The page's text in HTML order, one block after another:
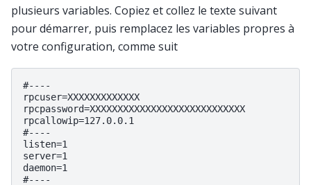
plusieurs variables. Copiez et collez le texte suivant
pour démarrer, puis remplacez les variables propres à
votre configuration, comme suit
#----
rpcuser=XXXXXXXXXXXXX
rpcpassword=XXXXXXXXXXXXXXXXXXXXXXXXXXXX
rpcallowip=127.0.0.1
#----
listen=1
server=1
daemon=1
#----